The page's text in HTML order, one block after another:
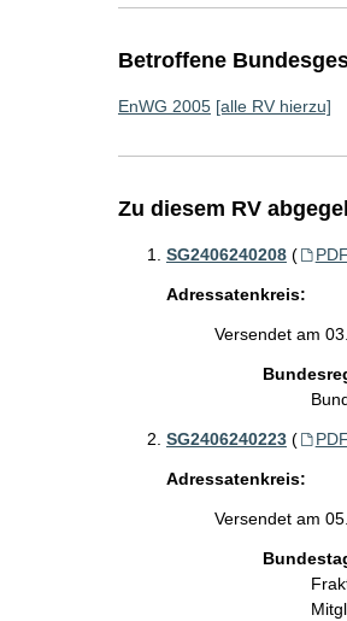
Betroffene
EnWG 2005 [alle RV hierzu]
Zu diesem RV
SG2406240208 (
Adressatenkreis:
Versendet am
SG2406240223 (
Adressatenkreis:
Versendet am